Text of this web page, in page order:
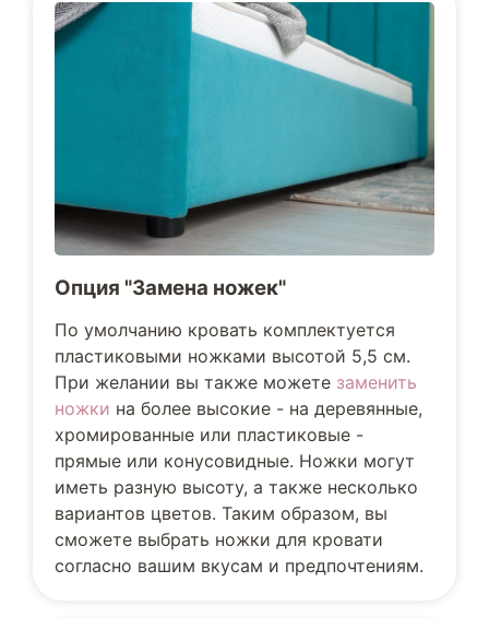
Опция "Замена ножек"
По умолчанию кровать комплектуется
пластиковыми ножками высотой 5,5 см.
При желании вы также можете заменить
ножки на более высокие - на деревянные,
хромированные или пластиковые -
прямые или конусовидные. Ножки могут
иметь разную высоту, а также несколько
вариантов цветов. Таким образом, вы
сможете выбрать ножки для кровати
согласно вашим вкусам и предпочтениям.